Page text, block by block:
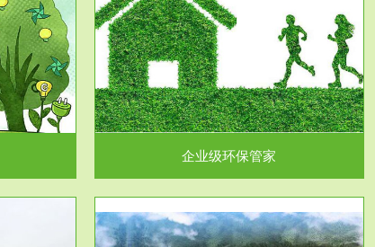
的一个重要依
性...
企业级环保管家
服务范围
固体危险废物处理
固体废物解释：固体废物是指人们在生产建设、
日常生活和其他活动中...